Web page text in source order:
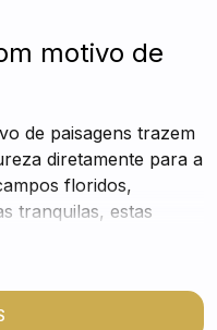
motivo de
de paisagens trazem
diretamente para a
floridos,
tranquilas, estas
protegem o seu fogão
evoca sensações de
elas transportam